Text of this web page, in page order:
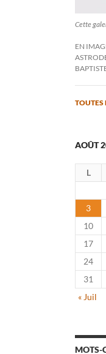
Cette
EN
TOUTES
AOÛT
L
3
10
17
24
31
« Juil
MOTS-